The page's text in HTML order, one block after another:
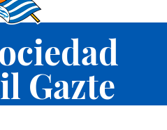
Gazte